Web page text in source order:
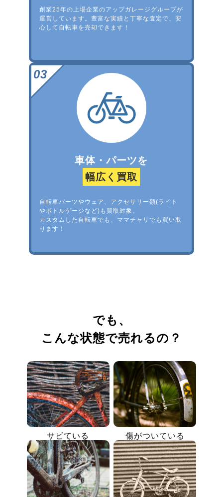
創業25年の上場企業のアップガレージグループが
運営しています。豊富な実績と丁寧な査定で、安
心して自転車を売却できます！
車体・パーツを
幅広く買取
自転車パーツやウェア、アクセサリー類(ライト
やボトルゲージなど)も買取対象。
カスタムした自転車でも、ママチャリでも買い取
ります！
でも、
こんな状態で売れるの？
サビている 傷がついている